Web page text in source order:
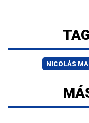
NICOLÁS